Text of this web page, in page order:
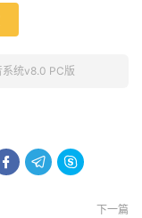
系统v8.0 PC版
  
下一篇